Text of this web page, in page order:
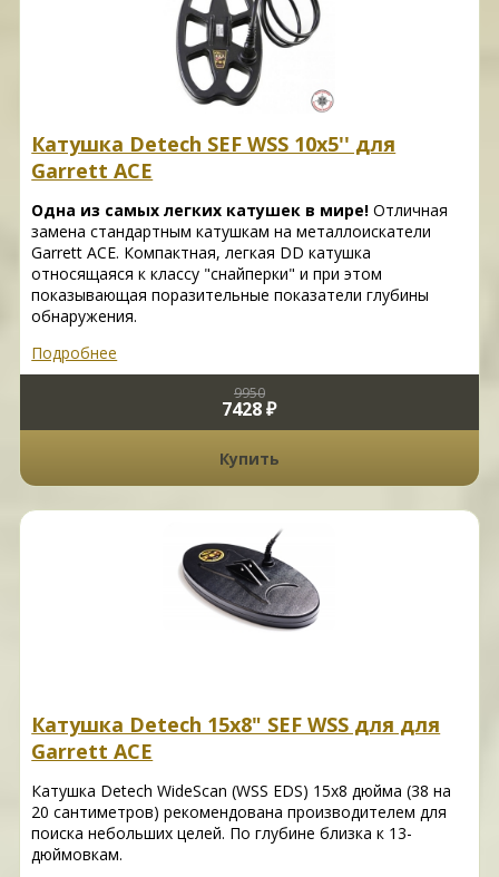
Катушка Detech SEF WSS 10x5'' для
Garrett ACE
Одна из самых легких катушек в мире!Отличная
замена стандартным катушкам на металлоискатели
Garrett ACE. Компактная, легкая DD катушка
относящаяся к классу "снайперки" и при этом
показывающая поразительные показатели глубины
обнаружения.
Подробнее
9950
7428 ₽
Купить
Катушка Detech 15x8" SEF WSS для для
Garrett ACE
Катушка Detech WideScan (WSS EDS) 15x8 дюйма (38 на
20 сантиметров) рекомендована производителем для
поиска небольших целей. По глубине близка к 13-
дюймовкам.